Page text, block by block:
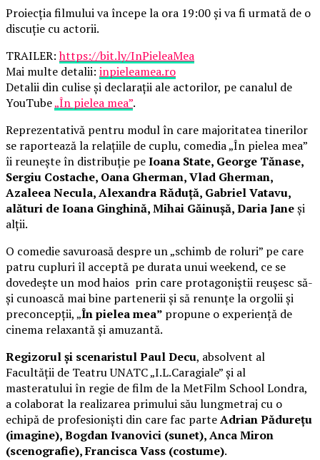
Proiecția filmului va începe la ora 19:00 și va fi urmată de o
discuție cu actorii.
TRAILER:https://bit.ly/InPieleaMea
Mai multe detalii: inpieleamea.ro
Detalii din culise și declarații ale actorilor, pe canalul de
YouTube„În pielea mea”.
Reprezentativă pentru modul în care majoritatea tinerilor
se raportează la relațiile de cuplu, comedia „În pielea mea”
îi reunește în distribuție peIoana State, George Tănase,
Sergiu Costache, Oana Gherman, Vlad Gherman,
Azaleea Necula, Alexandra Răduță, Gabriel Vatavu,
alături de Ioana Ginghină, Mihai Găinușă, Daria Janeși
alții.
O comedie savuroasă despre un „schimb de roluri” pe care
patru cupluri îl acceptă pe durata unui weekend, ce se
dovedește un mod haios prin care protagoniștii reușesc să-
și cunoască mai bine partenerii și să renunțe la orgolii și
preconcepții, „În pielea mea” propune o experiență de
cinema relaxantă și amuzantă.
Regizorul și scenaristul Paul Decu, absolvent al
Facultății de Teatru UNATC „I.L.Caragiale” și al
masteratului în regie de film de la MetFilm School Londra,
a colaborat la realizarea primului său lungmetraj cu o
echipă de profesioniști din care fac parteAdrian Pădurețu
(imagine), Bogdan Ivanovici (sunet), Anca Miron
(scenografie), Francisca Vass (costume).